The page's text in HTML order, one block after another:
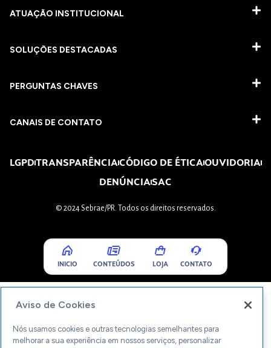
ATUAÇÃO INSTITUCIONAL
SOLUÇÕES DESTACADAS
PERGUNTAS CHAVES​
CANAIS DE CONTATO
LGPDTRANSPARÊNCIACÓDIGO DE ÉTICAOUVIDORIA
DENÚNCIASAC
© 2024 Sebrae/PR. Todos os direitos reservados.
INICIO CONTEÚDOS LOJA CONTATO
Aviso de Cookies
Nós usamos cookies e outras tecnologias semelhantes para
melhorar a sua experiência em nossos serviços, personalizar